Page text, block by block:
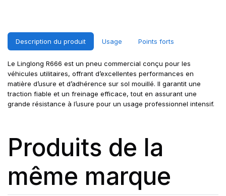
Description du produit Usage Points forts
Le Linglong R666 est un pneu commercial conçu pour les
véhicules utilitaires, offrant d’excellentes performances en
matière d’usure et d’adhérence sur sol mouillé. Il garantit une
traction fiable et un freinage efficace, tout en assurant une
grande résistance à l’usure pour un usage professionnel intensif.
Produits de la
même marque